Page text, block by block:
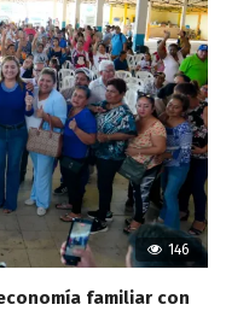
146
familiar con